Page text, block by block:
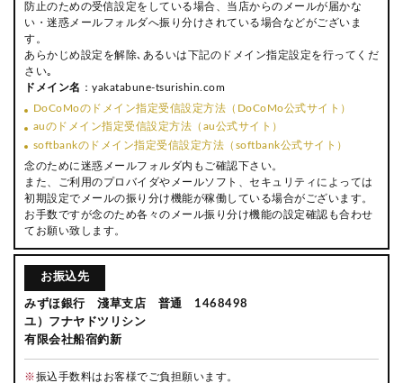
防止のための受信設定をしている場合、当店からのメールが届かな
い・迷惑メールフォルダへ振り分けされている場合などがございま
す。
あらかじめ設定を解除､あるいは下記のドメイン指定設定を行ってくだ
さい｡
ドメイン名 ：yakatabune-tsurishin.com
DoCoMoのドメイン指定受信設定方法（DoCoMo公式サイト）
auのドメイン指定受信設定方法（au公式サイト）
softbankのドメイン指定受信設定方法（softbank公式サイト）
念のために迷惑メールフォルダ内もご確認下さい。
また、ご利用のプロバイダやメールソフト、セキュリティによっては
初期設定でメールの振り分け機能が稼働している場合がございます。
お手数ですが念のため各々のメール振り分け機能の設定確認も合わせ
てお願い致します。
お振込先
みずほ銀行 淺草支店 普通 1468498
ユ）フナヤドツリシン
有限会社船宿釣新
※振込手数料はお客様でご負担願います。